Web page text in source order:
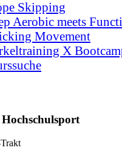
Skipping
Aerobic meets
Movement
X